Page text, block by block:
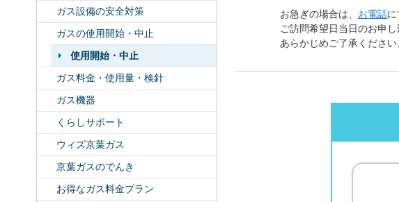
ガス設備の安全対策
ガスの使用開始・中止
使用開始・中止
ガス料金・使用量・検針
ガス機器
くらしサポート
ウィズ京葉ガス
京葉ガスのでんき
お得なガス料金プラン
お急ぎの場合は、 お電話に
ご訪問希望日当日のお申
あらかじめご了承ください